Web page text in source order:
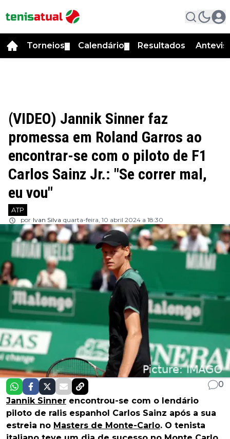
Torneios Calendário Resultados
(VIDEO) Jannik Sinner faz
promessa em Roland Garros ao
encontrar-se com o piloto de F1
Carlos Sainz Jr.: "Se correr mal,
eu vou"
ATP
por Ivan Silva quarta-feira, 10 abril 2024 a 18:30
0
Jannik Sinner encontrou-se com o lendário
piloto de ralis espanhol Carlos Sainz após a sua
estreia no Masters de Monte-Carlo. O tenista